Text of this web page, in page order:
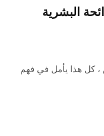
البشرية
كل هذا يأمل في فهم